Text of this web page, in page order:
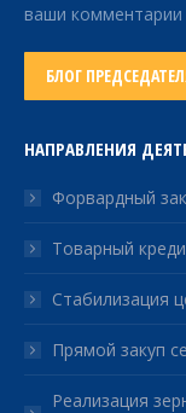
ваши
БЛОГ
НАПРАВЛЕНИЯ
Форвардный
Товарный
Стабилизация
Прямой закуп
Реализация